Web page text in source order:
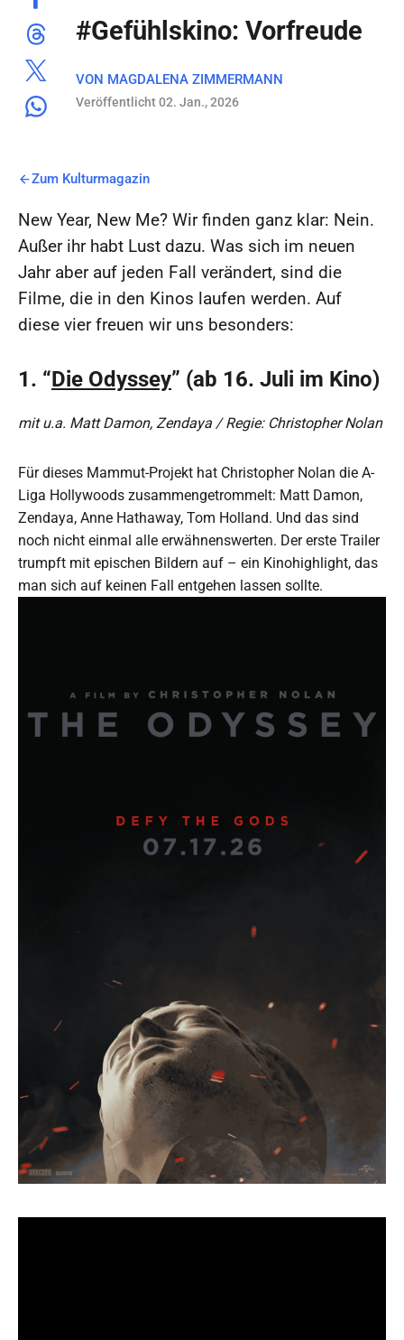
#Gefühlskino: Vorfreude
VON MAGDALENA ZIMMERMANN
Veröffentlicht 02. Jan., 2026
Zum Kulturmagazin
New Year, New Me? Wir finden ganz klar: Nein.
Außer ihr habt Lust dazu. Was sich im neuen
Jahr aber auf jeden Fall verändert, sind die
Filme, die in den Kinos laufen werden. Auf
diese vier freuen wir uns besonders:
1. “Die Odyssey” (ab 16. Juli im Kino)
mit u.a. Matt Damon, Zendaya / Regie: Christopher Nolan
Für dieses Mammut-Projekt hat Christopher Nolan die A-
Liga Hollywoods zusammengetrommelt: Matt Damon,
Zendaya, Anne Hathaway, Tom Holland. Und das sind
noch nicht einmal alle erwähnenswerten. Der erste Trailer
trumpft mit epischen Bildern auf – ein Kinohighlight, das
man sich auf keinen Fall entgehen lassen sollte.